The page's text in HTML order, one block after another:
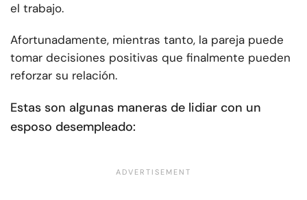
el trabajo.
Afortunadamente, mientras tanto, la pareja puede
tomar decisiones positivas que finalmente pueden
reforzar su relación.
Estas son algunas maneras de lidiar con un
esposo desempleado: